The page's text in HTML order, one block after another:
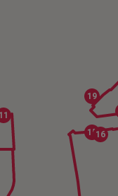
11
1516
19